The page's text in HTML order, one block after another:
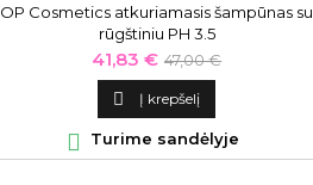
OP Cosmetics atkuriamasis šampūnas su
rūgštiniu PH 3.5
Kaina
41,83 € Bazinė
kaina
47,00 €
 Į krepšelį
 Turime sandėlyje